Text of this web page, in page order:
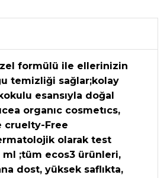
formülü ile ellerinizin
temizliği sağlar;kolay
esansıyla doğal
organıc cosmetıcs,
cruelty-Free
olarak test
;tüm ecos3 ürünleri,
dost, yüksek saflıkta,